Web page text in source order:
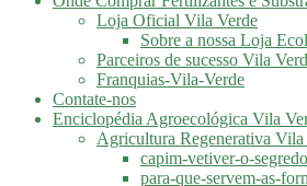
Loja Oficial Vila Verde
Sobre a nossa Loja
Parceiros de sucesso Vila
Franquias-Vila-Verde
Contate-nos
Enciclopédia Agroecológica Vila
Agricultura Regenerativa Vila
capim-vetiver-o-
para-que-servem-as-